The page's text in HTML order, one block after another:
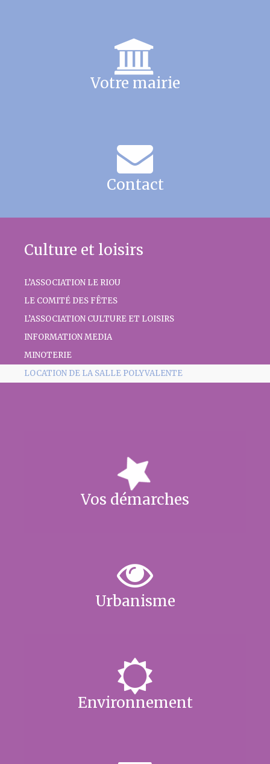
Votre mairie
Contact
Culture et loisirs
L’ASSOCIATION LE RIOU
LE COMITÉ DES FÊTES
L’ASSOCIATION CULTURE ET LOISIRS
INFORMATION MEDIA
MINOTERIE
LOCATION DE LA SALLE POLYVALENTE
Vos démarches
Urbanisme
Environnement